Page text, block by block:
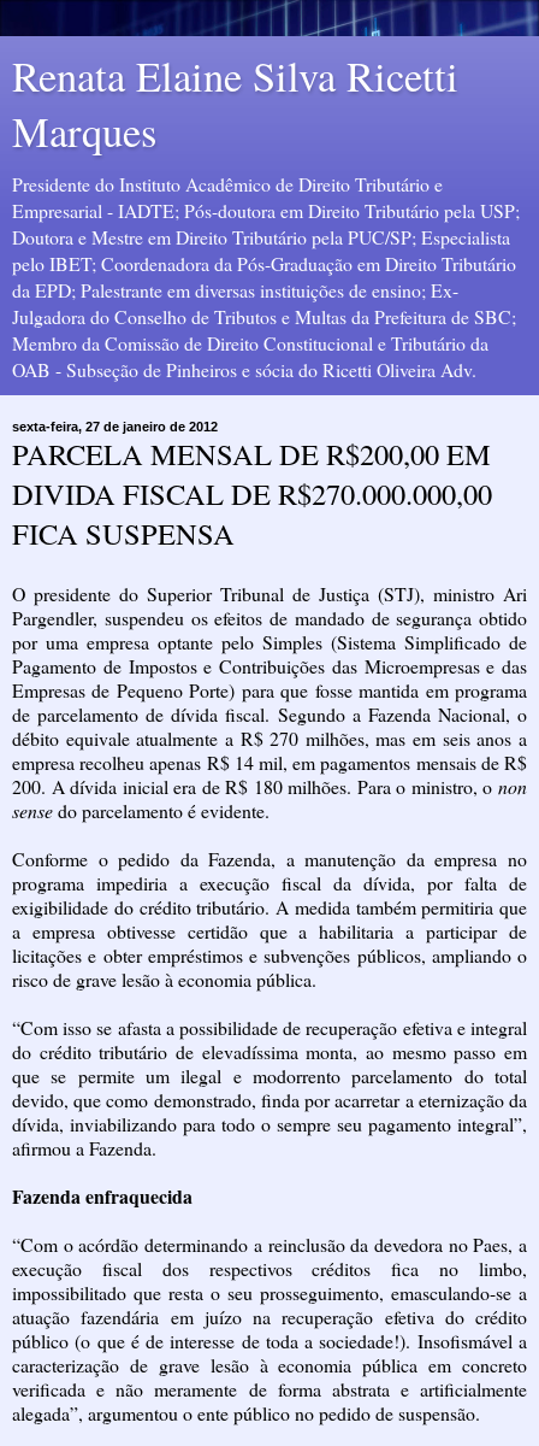
Renata Elaine Silva Ricetti
Marques
Presidente do Instituto Acadêmico de Direito Tributário e
Empresarial - IADTE; Pós-doutora em Direito Tributário pela USP;
Doutora e Mestre em Direito Tributário pela PUC/SP; Especialista
pelo IBET; Coordenadora da Pós-Graduação em Direito Tributário
da EPD; Palestrante em diversas instituições de ensino; Ex-
Julgadora do Conselho de Tributos e Multas da Prefeitura de SBC;
Membro da Comissão de Direito Constitucional e Tributário da
OAB - Subseção de Pinheiros e sócia do Ricetti Oliveira Adv.
sexta-feira, 27 de janeiro de 2012
PARCELA MENSAL DE R$200,00 EM
DIVIDA FISCAL DE R$270.000.000,00
FICA SUSPENSA
O presidente do Superior Tribunal de Justiça (STJ), ministro Ari
Pargendler, suspendeu os efeitos de mandado de segurança obtido
por uma empresa optante pelo Simples (Sistema Simplificado de
Pagamento de Impostos e Contribuições das Microempresas e das
Empresas de Pequeno Porte) para que fosse mantida em programa
de parcelamento de dívida fiscal. Segundo a Fazenda Nacional, o
débito equivale atualmente a R$ 270 milhões, mas em seis anos a
empresa recolheu apenas R$ 14 mil, em pagamentos mensais de R$
200. A dívida inicial era de R$ 180 milhões. Para o ministro, o non
sensedo parcelamento é evidente.
Conforme o pedido da Fazenda, a manutenção da empresa no
programa impediria a execução fiscal da dívida, por falta de
exigibilidade do crédito tributário. A medida também permitiria que
a empresa obtivesse certidão que a habilitaria a participar de
licitações e obter empréstimos e subvenções públicos, ampliando o
risco de grave lesão à economia pública.
“Com isso se afasta a possibilidade de recuperação efetiva e integral
do crédito tributário de elevadíssima monta, ao mesmo passo em
que se permite um ilegal e modorrento parcelamento do total
devido, que como demonstrado, finda por acarretar a eternização da
dívida, inviabilizando para todo o sempre seu pagamento integral”,
afirmou a Fazenda.
Fazenda enfraquecida
“Com o acórdão determinando a reinclusão da devedora no Paes, a
execução fiscal dos respectivos créditos fica no limbo,
impossibilitado que resta o seu prosseguimento, emasculando-se a
atuação fazendária em juízo na recuperação efetiva do crédito
público (o que é de interesse de toda a sociedade!). Insofismável a
caracterização de grave lesão à economia pública em concreto
verificada e não meramente de forma abstrata e artificialmente
alegada”, argumentou o ente público no pedido de suspensão.